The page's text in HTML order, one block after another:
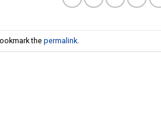
the permalink